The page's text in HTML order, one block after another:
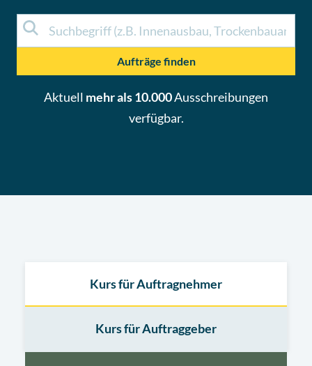
Aufträge finden
Aktuell mehr als 10.000Ausschreibungen
verfügbar.
Kurs für Auftragnehmer
Kurs für Auftraggeber